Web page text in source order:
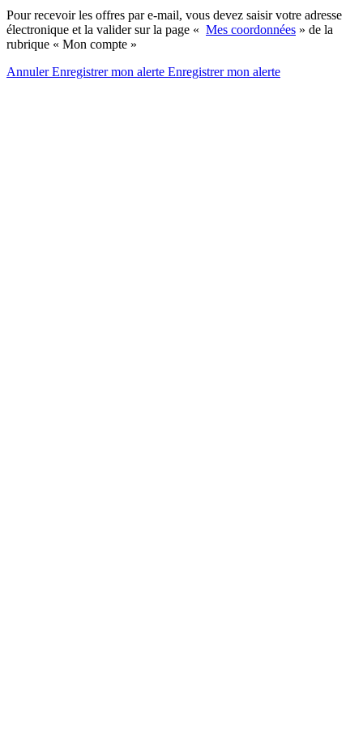
Pour recevoir les offres par e-mail, vous devez saisir votre adresse
électronique et la valider sur la page « Mes coordonnées » de la
rubrique « Mon compte »
AnnulerEnregistrer mon alerte Enregistrermon alerte